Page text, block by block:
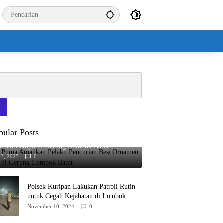
Posts
Amankan Pelaku Pencurian Besi
Lampu di Gerung Lombok Barat
2025 0
Polsek Kuripan Lakukan Patroli Rutin
untuk Cegah Kejahatan di Lombok
Barat
November 10, 2024 0